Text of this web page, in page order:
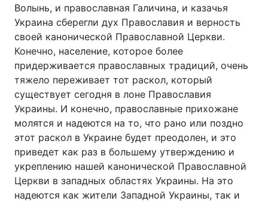
Волынь, и православная Галичина, и казачья
Украина сберегли дух Православия и верность
своей канонической Православной Церкви.
Конечно, население, которое более
придерживается православных традиций, очень
тяжело переживает тот раскол, который
существует сегодня в лоне Православия
Украины. И конечно, православные прихожане
молятся и надеются на то, что рано или поздно
этот раскол в Украине будет преодолен, и это
приведет как раз в большему утверждению и
укреплению нашей канонической Православной
Церкви в западных областях Украины. На это
надеются как жители Западной Украины, так и